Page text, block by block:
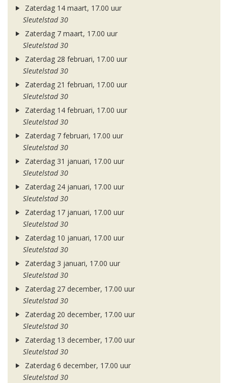
Zaterdag 14 maart, 17.00 uur
Sleutelstad 30
Zaterdag 7 maart, 17.00 uur
Sleutelstad 30
Zaterdag 28 februari, 17.00 uur
Sleutelstad 30
Zaterdag 21 februari, 17.00 uur
Sleutelstad 30
Zaterdag 14 februari, 17.00 uur
Sleutelstad 30
Zaterdag 7 februari, 17.00 uur
Sleutelstad 30
Zaterdag 31 januari, 17.00 uur
Sleutelstad 30
Zaterdag 24 januari, 17.00 uur
Sleutelstad 30
Zaterdag 17 januari, 17.00 uur
Sleutelstad 30
Zaterdag 10 januari, 17.00 uur
Sleutelstad 30
Zaterdag 3 januari, 17.00 uur
Sleutelstad 30
Zaterdag 27 december, 17.00 uur
Sleutelstad 30
Zaterdag 20 december, 17.00 uur
Sleutelstad 30
Zaterdag 13 december, 17.00 uur
Sleutelstad 30
Zaterdag 6 december, 17.00 uur
Sleutelstad 30